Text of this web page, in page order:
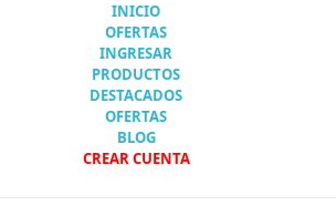
INICIO
OFERTAS
INGRESAR
PRODUCTOS
DESTACADOS
OFERTAS
BLOG
CREAR CUENTA